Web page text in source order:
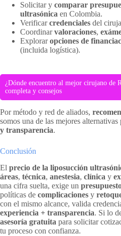
Solicitar y comparar
ultrasónica en Colombia.
Verificarcredenciales del
Coordinarvaloraciones,
Exploraropciones de
(incluida logística).
¿Dónde encuentro al mejor cirujano de
completa y consejos
Por método y red de aliados,
somos una de las mejores
y transparencia.
Conclusión
El precio de la liposucción
áreas, técnica, anestesia, clínica y
una cifra suelta, exige un
políticas de complicaciones y
con el mismo alcance, valida
experiencia + transparencia. Si lo
asesoría gratuita para solicitar
tu proceso con confianza.